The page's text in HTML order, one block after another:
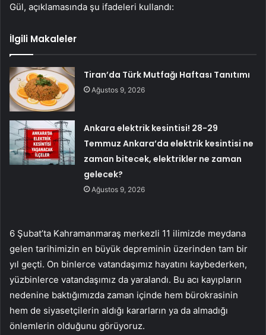
Gül, açıklamasında şu ifadeleri kullandı:
İlgili Makaleler
Tiran’da Türk Mutfağı Haftası Tanıtımı
Ağustos 9, 2026
Ankara elektrik kesintisi! 28-29
Temmuz Ankara’da elektrik kesintisi ne
zaman bitecek, elektrikler ne zaman
gelecek?
Ağustos 9, 2026
6 Şubat’ta Kahramanmaraş merkezli 11 ilimizde meydana
gelen tarihimizin en büyük depreminin üzerinden tam bir
yıl geçti. On binlerce vatandaşımız hayatını kaybederken,
yüzbinlerce vatandaşımız da yaralandı. Bu acı kayıpların
nedenine baktığımızda zaman içinde hem bürokrasinin
hem de siyasetçilerin aldığı kararların ya da almadığı
önlemlerin olduğunu görüyoruz.